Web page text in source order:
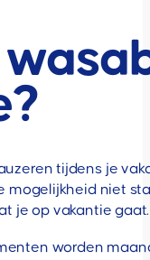
tijdens je
mogelijkheid niet
je op vakantie gaat.
worden